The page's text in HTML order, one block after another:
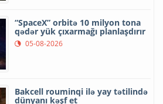
“SpaceX” orbitə 10 milyon tona
qədər yük çıxarmağı planlaşdırır
05-08-2026
Bakcell rouminqi ilə yay tətilində
dünyanı kəşf et